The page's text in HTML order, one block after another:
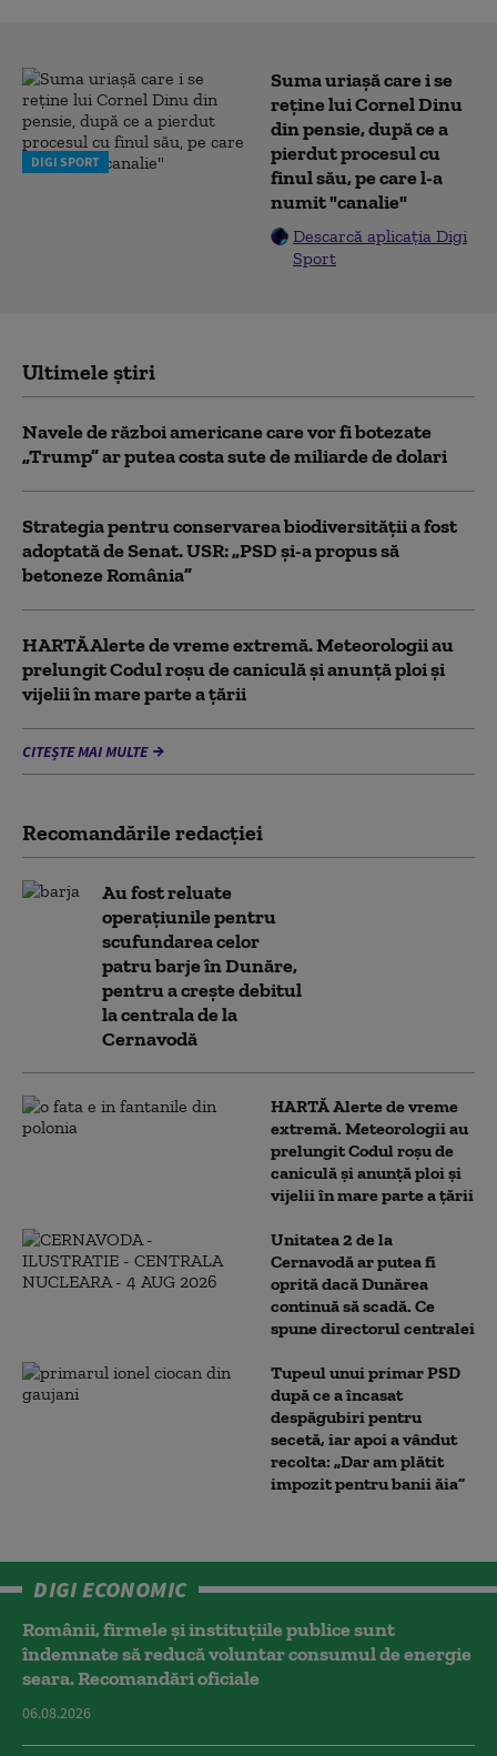
DIGI SPORT
Suma uriașă care i se
reține lui Cornel Dinu
din pensie, după ce a
pierdut procesul cu
finul său, pe care l-a
numit "canalie"
Descarcă aplicația Digi
Sport
Ultimele știri
Navele de război americane care vor fi botezate
„Trump” ar putea costa sute de miliarde de dolari
Strategia pentru conservarea biodiversității a fost
adoptată de Senat. USR: „PSD și-a propus să
betoneze România”
HARTĂ Alerte de vreme extremă. Meteorologii au
prelungit Codul roșu de caniculă și anunță ploi și
vijelii în mare parte a țării
CITEȘTE MAI MULTE
Recomandările redacţiei
Au fost reluate
operațiunile pentru
scufundarea celor
patru barje în Dunăre,
pentru a crește debitul
la centrala de la
Cernavodă
HARTĂ Alerte de vreme
extremă. Meteorologii au
prelungit Codul roșu de
caniculă și anunță ploi și
vijelii în mare parte a țării
Unitatea 2 de la
Cernavodă ar putea fi
oprită dacă Dunărea
continuă să scadă. Ce
spune directorul centralei
Tupeul unui primar PSD
după ce a încasat
despăgubiri pentru
secetă, iar apoi a vândut
recolta: „Dar am plătit
impozit pentru banii ăia”
DIGI ECONOMIC
Românii, firmele și instituțiile publice sunt
îndemnate să reducă voluntar consumul de energie
seara. Recomandări oficiale
06.08.2026